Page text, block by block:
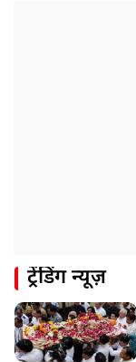
ट्रेंडिंग न्यूज़